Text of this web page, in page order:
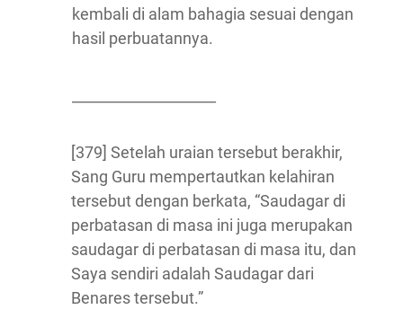
kembali di alam bahagia sesuai dengan
hasil perbuatannya.
[379] Setelah uraian tersebut berakhir,
Sang Guru mempertautkan kelahiran
tersebut dengan berkata, “Saudagar di
perbatasan di masa ini juga merupakan
saudagar di perbatasan di masa itu, dan
Saya sendiri adalah Saudagar dari
Benares tersebut.”